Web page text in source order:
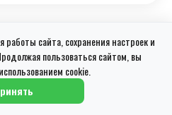
сайта, сохранения настроек и
пользоваться сайтом, вы
cookie.